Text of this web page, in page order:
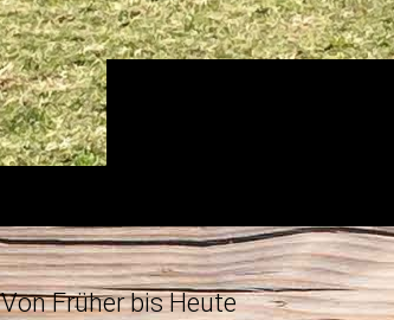
Von Früher bis Heute